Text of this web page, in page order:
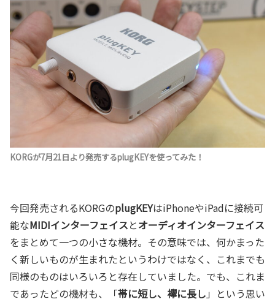
KORGが7月21日より発売するplugKEYを使ってみた！
今回発売されるKORGのplugKEYはiPhoneやiPadに接続可
能なMIDIインターフェイスとオーディオインターフェイス
をまとめて一つの小さな機材。その意味では、何かまった
く新しいものが生まれたというわけではなく、これまでも
同様のものはいろいろと存在していました。でも、これま
であったどの機材も、「帯に短し、襷に長し 」という思い